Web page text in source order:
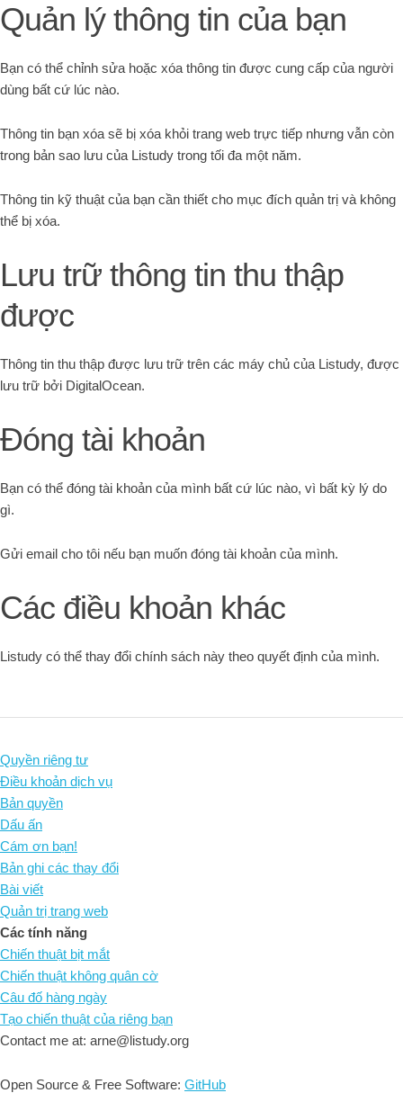
Quản lý thông tin của bạn
Bạn có thể chỉnh sửa hoặc xóa thông tin được cung cấp của người
dùng bất cứ lúc nào.
Thông tin bạn xóa sẽ bị xóa khỏi trang web trực tiếp nhưng vẫn còn
trong bản sao lưu của Listudy trong tối đa một năm.
Thông tin kỹ thuật của bạn cần thiết cho mục đích quản trị và không
thể bị xóa.
Lưu trữ thông tin thu thập
được
Thông tin thu thập được lưu trữ trên các máy chủ của Listudy, được
lưu trữ bởi DigitalOcean.
Đóng tài khoản
Bạn có thể đóng tài khoản của mình bất cứ lúc nào, vì bất kỳ lý do
gì.
Gửi email cho tôi nếu bạn muốn đóng tài khoản của mình.
Các điều khoản khác
Listudy có thể thay đổi chính sách này theo quyết định của mình.
Quyền riêng tư
Điều khoản dịch vụ
Bản quyền
Dấu ấn
Cám ơn bạn!
Bản ghi các thay đổi
Bài viết
Quản trị trang web
Các tính năng
Chiến thuật bịt mắt
Chiến thuật không quân cờ
Câu đố hàng ngày
Tạo chiến thuật của riêng bạn
Contact me at: arne@listudy.org
Open Source & Free Software: GitHub